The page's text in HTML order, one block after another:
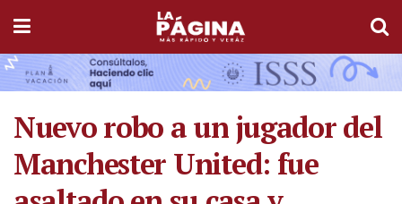
Nuevo robo a un jugador del
Manchester United: fue